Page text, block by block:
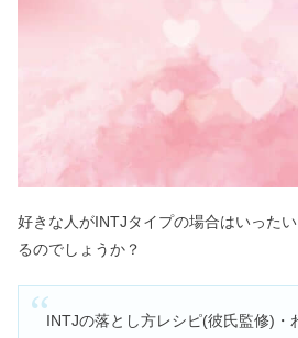
好きな人がINTJタイプの場合はいった
るのでしょうか？
INTJの落とし方レシピ(彼氏監修)・